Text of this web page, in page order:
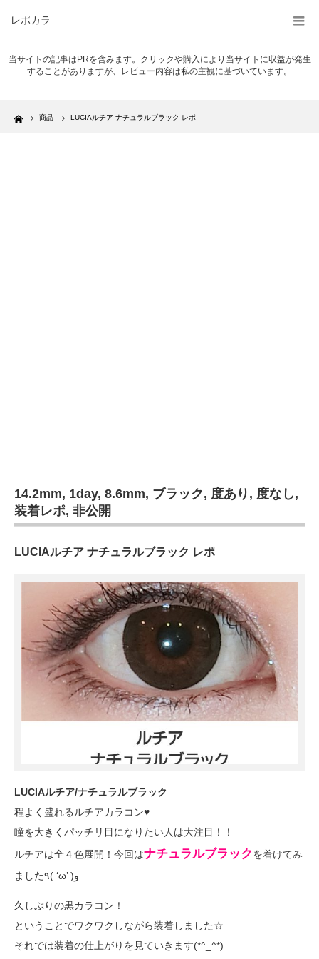
レポカラ
当サイトの記事はPRを含みます。クリックや購入により当サイトに収益が発生
することがありますが、レビュー内容は私の主観に基づいています。
Home 商品 LUCIAルチア ナチュラルブラック レポ
14.2mm, 1day, 8.6mm, ブラック, 度あり , 度なし,
装着レポ, 非公開
LUCIAルチア ナチュラルブラック レポ
LUCIAルチア/ナチュラルブラック
程よく盛れるルチアカラコン♥
瞳を大きくパッチリ目になりたい人は大注目！！
ルチアは全４色展開！今回はナチュラルブラックを着けてみ
ました٩( ‘ω’ )و
久しぶりの黒カラコン！
ということでワクワクしながら装着しました☆
それでは装着の仕上がりを見ていきます(*^_^*)